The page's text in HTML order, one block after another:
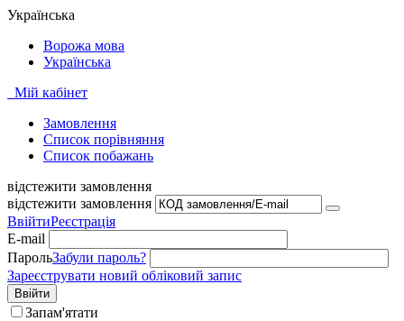
Українська
Ворожа мова
Українська
Мій кабінет
Замовлення
Cписок порівняння
Список побажань
відстежити замовлення
відстежити замовлення
ВвійтиРеєстрація
E-mail
ПарольЗабули пароль?
Зареєструвати новий обліковий запис
Ввійти
Запам'ятати